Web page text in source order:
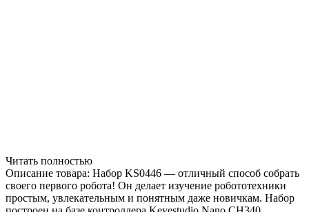
Читать полностью
Описание товара: Набор KS0446 — отличный способ собрать
своего первого робота! Он делает изучение робототехники
простым, увлекательным и понятным даже новичкам. Набор